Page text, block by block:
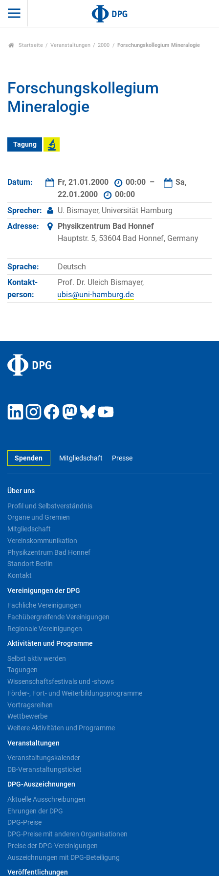
Startseite Veranstaltungen 2000 Forschungskollegium Mineralogie
Forschungskollegium
Mineralogie
Tagung
Datum: Fr, 21.01.2000 00:00 –
Sa,
22.01.2000
00:00
Sprecher:
U. Bismayer, Universität Hamburg
Adresse:
Physikzentrum Bad Honnef
Hauptstr. 5, 53604 Bad Honnef, Germany
Sprache:
Deutsch
Kontakt­
person:
Prof. Dr. Uleich Bismayer,
Spenden Mitgliedschaft Presse
Über uns
Profil und Selbstverständnis
Organe und Gremien
Mitgliedschaft
Vereinskommunikation
Physikzentrum Bad Honnef
Standort Berlin
Kontakt
Vereinigungen der DPG
Fachliche Vereinigungen
Fachübergreifende Vereinigungen
Regionale Vereinigungen
Aktivitäten und Programme
Selbst aktiv werden
Tagungen
Wissenschaftsfestivals und -shows
Förder-, Fort- und Weiterbildungsprogramme
Vortragsreihen
Wettbewerbe
Weitere Aktivitäten und Programme
Veranstaltungen
Veranstaltungskalender
DB-Veranstaltungsticket
DPG-Auszeichnungen
Aktuelle Ausschreibungen
Ehrungen der DPG
DPG-Preise
DPG-Preise mit anderen Organisationen
Preise der DPG-Vereinigungen
Auszeichnungen mit DPG-Beteiligung
Veröffentlichungen